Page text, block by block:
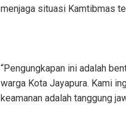
menjaga situasi Kamtibmas
‎“Pengungkapan ini adalah
warga Kota Jayapura. Kami
keamanan adalah tanggung